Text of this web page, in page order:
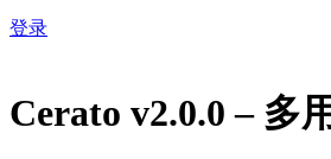
登录
Cerato v2.0.0 – 多